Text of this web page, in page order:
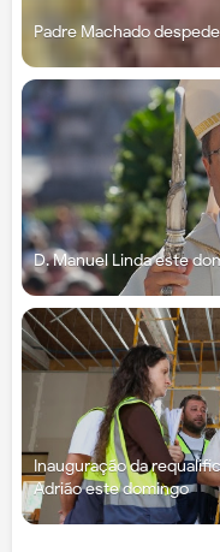
Padre Machado
D. Manuel Linda este
Inauguração da
Adrião este domingo